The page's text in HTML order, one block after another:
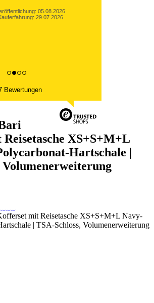
05.08.2026
29.07.2026
Bewertungen
XS+S+M+L
Hartschale |
Volumenerweiterung